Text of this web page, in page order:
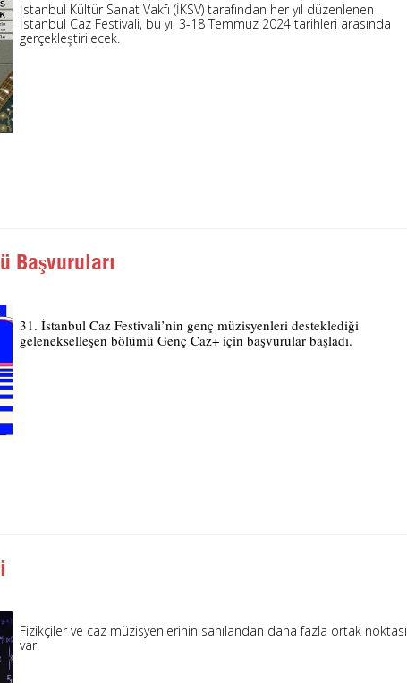
İstanbul Kültür Sanat Vakfı (İKSV) tarafından her yıl düzenlenen
İstanbul Caz Festivali, bu yıl 3-18 Temmuz 2024 tarihleri arasında
gerçekleştirilecek.
Başvuruları
31. İstanbul Caz Festivali’nin genç müzisyenleri desteklediği
gelenekselleşen bölümü Genç Caz+ için başvurular başladı.
Fizikçiler ve caz müzisyenlerinin sanılandan daha fazla ortak noktası
var.